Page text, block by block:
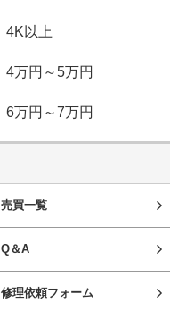
4K以上
4万円～5万円
6万円～7万円
売買一覧
Q＆A
修理依頼フォーム